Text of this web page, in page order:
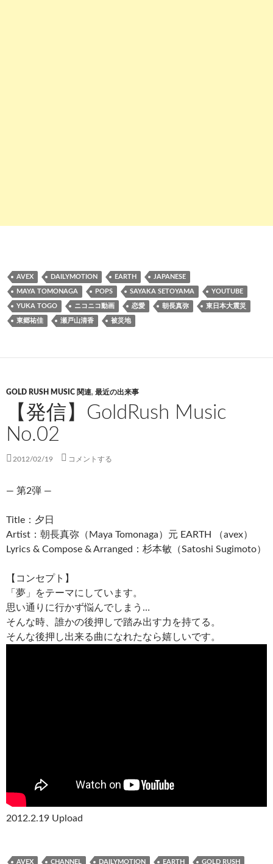
AVEX DAILYMOTION EARTH JAPANESE
MAYA TOMONAGA POPS SAYAKA SETOYAMA YOUTUBE
YUKA TOGO ニコニコ動画 恋愛 朝長真弥 東日本大震災
東郷祐佳 瀬戸山清香 被災地
GOLD RUSH MUSIC 関連, 最近の出来事
【発信】GoldRush Music
No.02
2012/02/19 コメントする
— 第2弾 —
Title：夕日
Artist：朝長真弥（Maya Tomonaga）元 EARTH （avex）
Lyrics & Compose & Arranged：杉本敏（Satoshi Sugimoto）
【コンセプト】
「夢」をテーマにしています。
思い通りに行かず悩んでしまう…
そんな時、誰かの後押しで踏み出す力を持てる。
そんな後押し出来る曲になれたなら嬉しいです。
2012.2.19 Upload
AVEX CHANNEL DAILYMOTION EARTH GOLD RUSH